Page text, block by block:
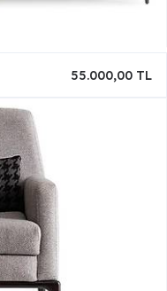
55.000,00 TL